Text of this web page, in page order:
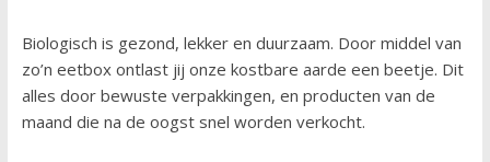
Biologisch is gezond, lekker en duurzaam. Door middel van
zo’n eetbox ontlast jij onze kostbare aarde een beetje. Dit
alles door bewuste verpakkingen, en producten van de
maand die na de oogst snel worden verkocht.